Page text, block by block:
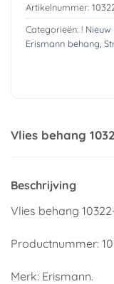
Artikelnummer:
Categorieën: ! Nieuw
Erismann behang
Vlies behang
Beschrijving
Vlies behang
Productnummer:
Merk: Erismann.